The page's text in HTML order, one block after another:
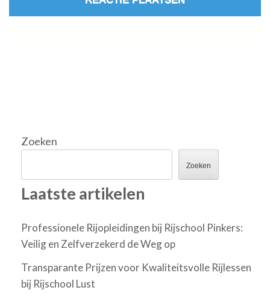
Zoeken
Zoeken
Laatste artikelen
Professionele Rijopleidingen bij Rijschool Pinkers:
Veilig en Zelfverzekerd de Weg op
Transparante Prijzen voor Kwaliteitsvolle Rijlessen
bij Rijschool Lust